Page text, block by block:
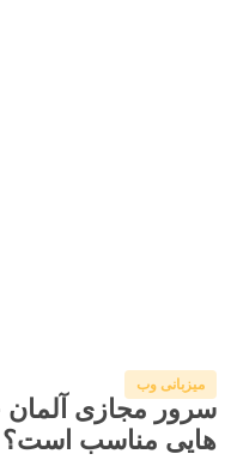
میزبانی وب
سرور مجازی
هایی مناسب است؟